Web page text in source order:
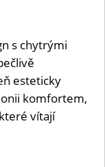
s chytrými
esteticky
komfortem,
vítají